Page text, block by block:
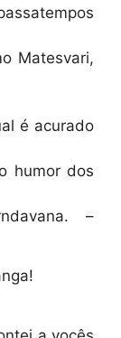
Matesvari,
é acurado
humor dos
–